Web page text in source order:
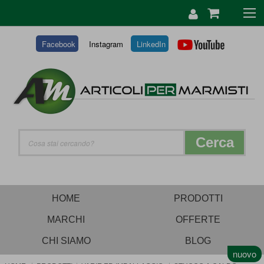
Facebook Instagram LinkedIn
CONTENUTO
Cerca
HOME PRODOTTI
MARCHI OFFERTE
CHI SIAMO BLOG